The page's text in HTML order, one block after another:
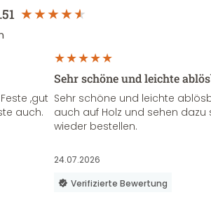
,gut
auch.
Sehr schöne und leichte
Sehr schöne und leichte
auch auf Holz und sehen
wieder bestellen.
24.07.2026
Verifizierte Bewertung